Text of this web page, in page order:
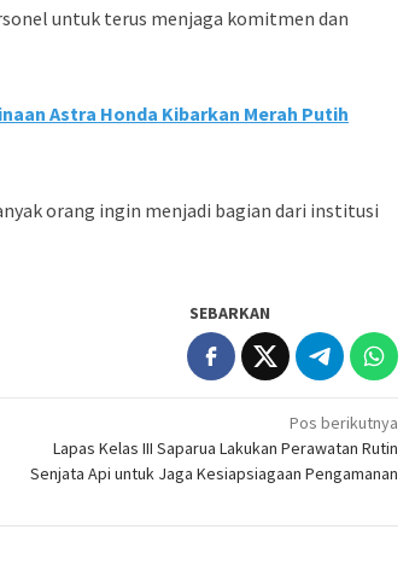
untuk terus menjaga komitmen dan
Astra Honda Kibarkan Merah Putih
orang ingin menjadi bagian dari institusi
SEBARKAN
Pos berikutnya
Lapas Kelas III Saparua Lakukan Perawatan Rutin
Senjata Api untuk Jaga Kesiapsiagaan Pengamanan